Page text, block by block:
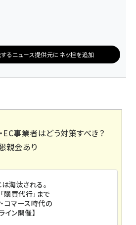
るニュース提供元にネッ担を追加
事業者はどう対策すべき？
親会あり
淘汰される。
購買代行」まで
コマース時代の
イン開催】